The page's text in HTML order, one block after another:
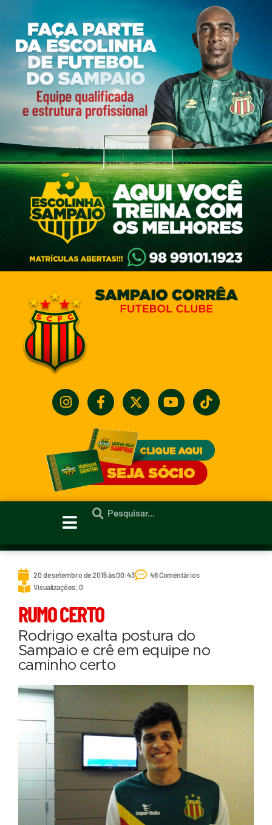
20 de setembro de 2015 às 00:43
46 Comentários
Visualizações: 0
RUMO CERTO
Rodrigo exalta postura do
Sampaio e crê em equipe no
caminho certo